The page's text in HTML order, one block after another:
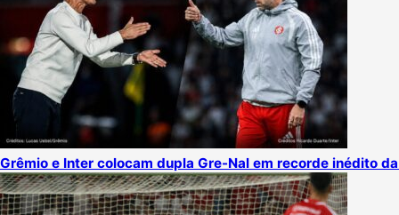
Grêmio e Inter colocam dupla Gre-Nal em recorde inédito